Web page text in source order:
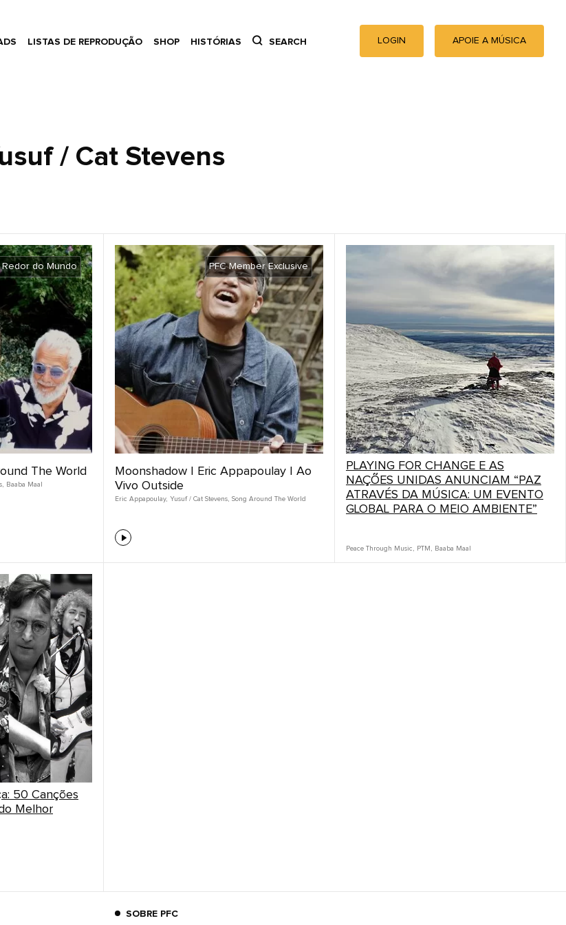
LISTAS DE REPRODUÇÃO SHOP HISTÓRIAS SEARCH LOGIN APOIE A MÚSICA
/ Cat Stevens
do Mundo
The World
, Baaba Maal
PFC Member Exclusive
Moonshadow | Eric Appapoulay | Ao
Vivo Outside
Eric Appapoulay, Yusuf / Cat Stevens, Song Around The World
PLAYING FOR CHANGE E AS
NAÇÕES UNIDAS ANUNCIAM “PAZ
ATRAVÉS DA MÚSICA: UM EVENTO
GLOBAL PARA O MEIO AMBIENTE”
Peace Through Music , PTM , Baaba Maal
50 Canções
Melhor
SOBRE PFC